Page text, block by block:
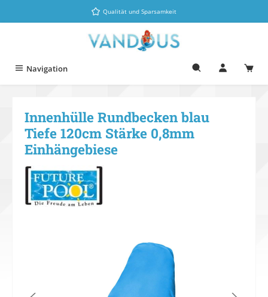
Zum Hauptinhalt springenQualität und Sparsamkeit
Navigation
Innenhülle Rundbecken blau
Tiefe 120cm Stärke 0,8mm
Einhängebiese